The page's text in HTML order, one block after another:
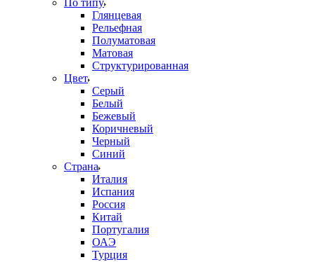
По типу
Глянцевая
Рельефная
Полуматовая
Матовая
Структурированная
Цвет
Серый
Белый
Бежевый
Коричневый
Черный
Синий
Страна
Италия
Испания
Россия
Китай
Португалия
ОАЭ
Турция